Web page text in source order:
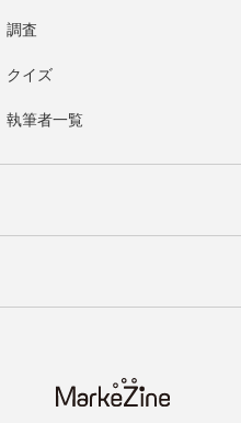
調査
クイズ
執筆者一覧